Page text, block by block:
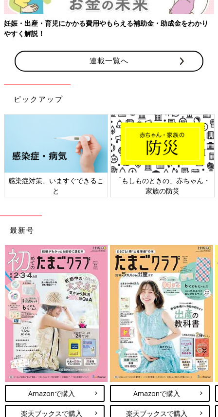
妊娠・出産・育児にかかる費用やもらえる補助金・助成金をわかり
やすく解説！
連載一覧へ
ピックアップ
感染症対策、いますぐできるこ
と
「もしものときの」赤ちゃん・
家族の防災
最新号
Amazonで購入
楽天ブックスで購入
Amazonで購入
楽天ブックスで購入